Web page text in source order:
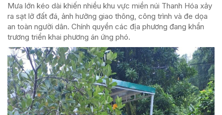
Mưa lớn kéo dài khiến nhiều khu vực miền núi Thanh Hóa xảy
ra sạt lở đất đá, ảnh hưởng giao thông, công trình và đe dọa
an toàn người dân. Chính quyền các địa phương đang khẩn
trương triển khai phương án ứng phó.